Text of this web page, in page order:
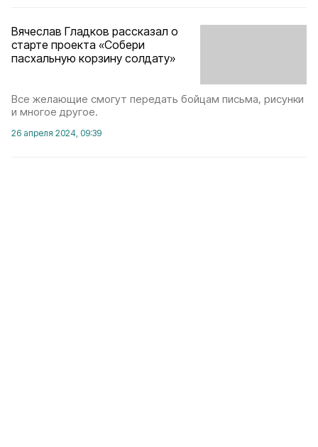
Вячеслав Гладков рассказал о
старте проекта «Собери
пасхальную корзину солдату»
Все желающие смогут передать бойцам письма, рисунки
и многое другое.
26 апреля 2024, 09:39